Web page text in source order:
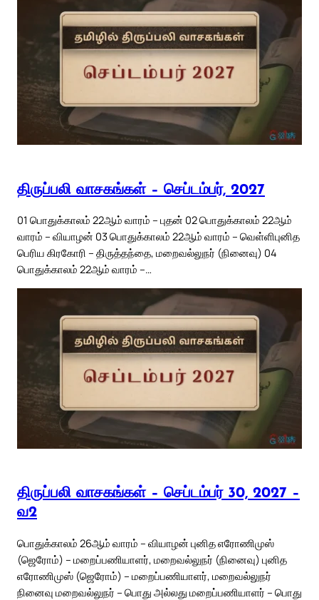
திருப்பலி வாசகங்கள் – செப்டம்பர், 2027
01 பொதுக்காலம் 22ஆம் வாரம் – புதன் 02 பொதுக்காலம் 22ஆம்
வாரம் – வியாழன் 03 பொதுக்காலம் 22ஆம் வாரம் – வெள்ளிபுனித
பெரிய கிரகோரி – திருத்தந்தை, மறைவல்லுநர் (நினைவு) 04
பொதுக்காலம் 22ஆம் வாரம் –…
திருப்பலி வாசகங்கள் – செப்டம்பர் 30, 2027 –
வ2
பொதுக்காலம் 26ஆம் வாரம் – வியாழன் புனித எரோணிமுஸ்
(ஜெரோம்) – மறைப்பணியாளர், மறைவல்லுநர் (நினைவு) புனித
எரோணிமுஸ் (ஜெரோம்) – மறைப்பணியாளர், மறைவல்லுநர்
நினைவு மறைவல்லுநர் – பொது அல்லது மறைப்பணியாளர் – பொது